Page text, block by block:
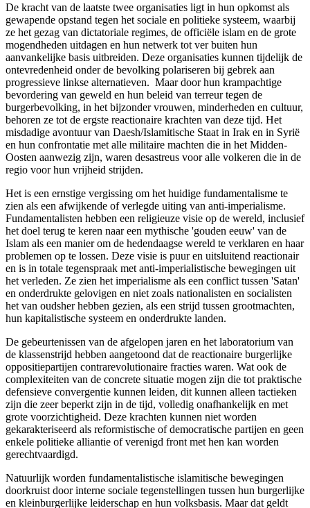
De kracht van de laatste twee organisaties ligt in hun opkomst als
gewapende opstand tegen het sociale en politieke systeem, waarbij
ze het gezag van dictatoriale regimes, de officiële islam en de grote
mogendheden uitdagen en hun netwerk tot ver buiten hun
aanvankelijke basis uitbreiden. Deze organisaties kunnen tijdelijk de
ontevredenheid onder de bevolking polariseren bij gebrek aan
progressieve linkse alternatieven. Maar door hun krampachtige
bevordering van geweld en hun beleid van terreur tegen de
burgerbevolking, in het bijzonder vrouwen, minderheden en cultuur,
behoren ze tot de ergste reactionaire krachten van deze tijd. Het
misdadige avontuur van Daesh/Islamitische Staat in Irak en in Syrië
en hun confrontatie met alle militaire machten die in het Midden-
Oosten aanwezig zijn, waren desastreus voor alle volkeren die in de
regio voor hun vrijheid strijden.
Het is een ernstige vergissing om het huidige fundamentalisme te
zien als een afwijkende of verlegde uiting van anti-imperialisme.
Fundamentalisten hebben een religieuze visie op de wereld, inclusief
het doel terug te keren naar een mythische 'gouden eeuw' van de
Islam als een manier om de hedendaagse wereld te verklaren en haar
problemen op te lossen. Deze visie is puur en uitsluitend reactionair
en is in totale tegenspraak met anti-imperialistische bewegingen uit
het verleden. Ze zien het imperialisme als een conflict tussen 'Satan'
en onderdrukte gelovigen en niet zoals nationalisten en socialisten
het van oudsher hebben gezien, als een strijd tussen grootmachten,
hun kapitalistische systeem en onderdrukte landen.
De gebeurtenissen van de afgelopen jaren en het laboratorium van
de klassenstrijd hebben aangetoond dat de reactionaire burgerlijke
oppositiepartijen contrarevolutionaire fracties waren. Wat ook de
complexiteiten van de concrete situatie mogen zijn die tot praktische
defensieve convergentie kunnen leiden, dit kunnen alleen tactieken
zijn die zeer beperkt zijn in de tijd, volledig onafhankelijk en met
grote voorzichtigheid. Deze krachten kunnen niet worden
gekarakteriseerd als reformistische of democratische partijen en geen
enkele politieke alliantie of verenigd front met hen kan worden
gerechtvaardigd.
Natuurlijk worden fundamentalistische islamitische bewegingen
doorkruist door interne sociale tegenstellingen tussen hun burgerlijke
en kleinburgerlijke leiderschap en hun volksbasis. Maar dat geldt